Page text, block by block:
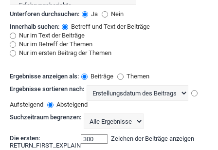
Unterforen durchsuchen: Ja
Nein
Innerhalb suchen:
Betreff und Text der Beiträge
Nur im Text der Beiträge
Nur im Betreff der Themen
Nur im ersten Beitrag der Themen
Ergebnisse anzeigen als: Beiträge
Themen
Ergebnisse sortieren nach:
Aufsteigend
Absteigend
Suchzeitraum begrenzen:
Die ersten:
RETURN_FIRST_EXPLAIN
Zeichen der Beiträge anzeigen